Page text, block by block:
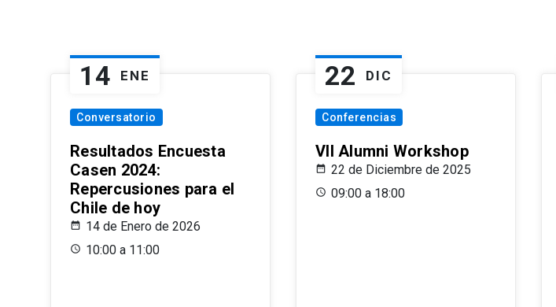
14 ENE
Conversatorio
Resultados Encuesta
Casen 2024:
Repercusiones para el
Chile de hoy
14 de Enero de 2026
10:00 a 11:00
22 DIC
Conferencias
VII Alumni Workshop
22 de Diciembre de 2025
09:00 a 18:00